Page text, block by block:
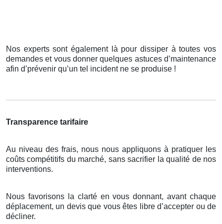
Nos experts sont également là pour dissiper à toutes vos
demandes et vous donner quelques astuces d’maintenance
afin d’prévenir qu’un tel incident ne se produise !
Transparence tarifaire
Au niveau des frais, nous nous appliquons à pratiquer les
coûts compétitifs du marché, sans sacrifier la qualité de nos
interventions.
Nous favorisons la clarté en vous donnant, avant chaque
déplacement, un devis que vous êtes libre d’accepter ou de
décliner.